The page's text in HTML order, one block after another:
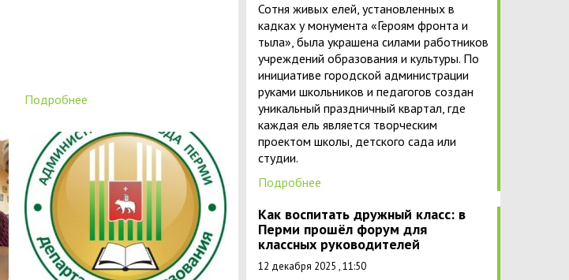
Подробнее
Сотня живых елей, установленных в
кадках у монумента «Героям фронта и
тыла», была украшена силами работников
учреждений образования и культуры. По
инициативе городской администрации
руками школьников и педагогов создан
уникальный праздничный квартал, где
каждая ель является творческим
проектом школы, детского сада или
студии.
Подробнее
Как воспитать дружный класс: в
Перми прошёл форум для
классных руководителей
12 декабря 2025 , 11:50